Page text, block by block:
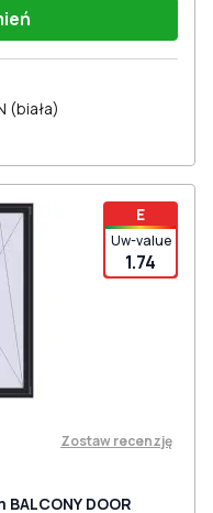
(biała)
E
Uw-value
1.74
Zostaw recenzję
DOOR